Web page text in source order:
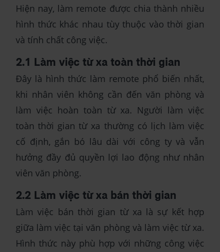
Hiện nay, làm remote được chia thành nhiều
hình thức khác nhau tùy thuộc vào thời gian
và tính chất công việc.
2.1 Làm việc từ xa toàn thời gian
Đây là hình thức làm remote phổ biến nhất,
khi nhân viên không cần đến văn phòng và
làm việc hoàn toàn từ xa. Người làm việc
toàn thời gian từ xa thường có lịch làm việc
cố định, gắn bó lâu dài với công ty và vẫn
hưởng đầy đủ quyền lợi lao động như nhân
viên văn phòng.
2.2 Làm việc từ xa bán thời gian
Làm việc bán thời gian từ xa là sự kết hợp
giữa làm việc tại văn phòng và làm việc từ xa.
Hình thức này phù hợp với những công việc